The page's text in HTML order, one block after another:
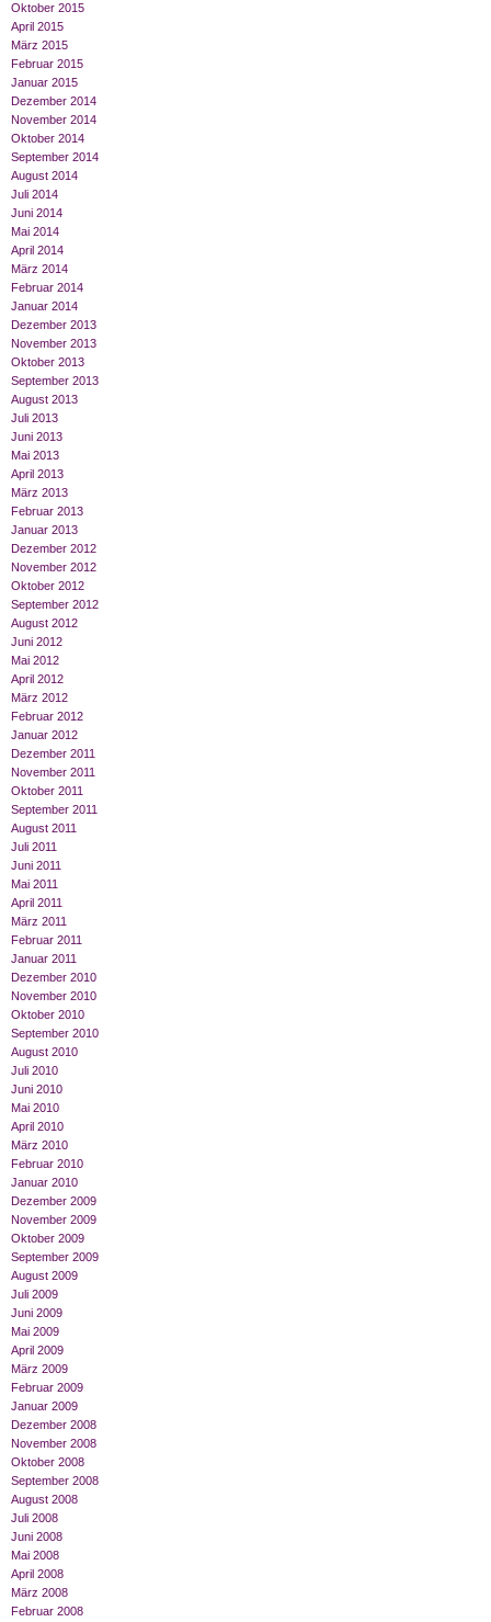
Oktober 2015
April 2015
März 2015
Februar 2015
Januar 2015
Dezember 2014
November 2014
Oktober 2014
September 2014
August 2014
Juli 2014
Juni 2014
Mai 2014
April 2014
März 2014
Februar 2014
Januar 2014
Dezember 2013
November 2013
Oktober 2013
September 2013
August 2013
Juli 2013
Juni 2013
Mai 2013
April 2013
März 2013
Februar 2013
Januar 2013
Dezember 2012
November 2012
Oktober 2012
September 2012
August 2012
Juni 2012
Mai 2012
April 2012
März 2012
Februar 2012
Januar 2012
Dezember 2011
November 2011
Oktober 2011
September 2011
August 2011
Juli 2011
Juni 2011
Mai 2011
April 2011
März 2011
Februar 2011
Januar 2011
Dezember 2010
November 2010
Oktober 2010
September 2010
August 2010
Juli 2010
Juni 2010
Mai 2010
April 2010
März 2010
Februar 2010
Januar 2010
Dezember 2009
November 2009
Oktober 2009
September 2009
August 2009
Juli 2009
Juni 2009
Mai 2009
April 2009
März 2009
Februar 2009
Januar 2009
Dezember 2008
November 2008
Oktober 2008
September 2008
August 2008
Juli 2008
Juni 2008
Mai 2008
April 2008
März 2008
Februar 2008